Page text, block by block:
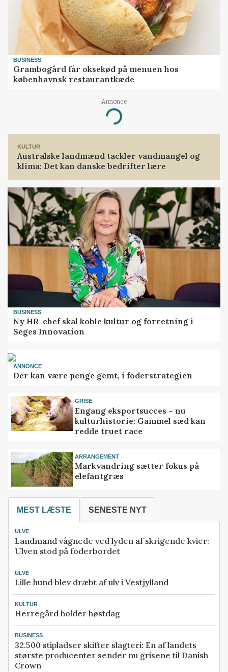
BUSINESS
Grambogård får oksekød på menuen hos
københavnsk restaurantkæde
Annonce
Loading...
KULTUR
Australske landmænd tackler vandmangel og
klima: Det kan danske bedrifter lære
BUSINESS
Ny HR-chef skal koble kultur og forretning i
Seges Innovation
ANNONCE
Der kan være penge gemt, i foderstrategien
GRISE
Engang eksportsucces – nu
kulturhistorie: Gammel sæd kan
redde truet race
ARRANGEMENT
Markvandring sætter fokus på
elefantgræs
MEST LÆSTE SENESTE NYT
ULVE
Landmand vågnede ved lyden af skrigende kvier:
Ulven stod på foderbordet
ULVE
Lille hund blev dræbt af ulv i Vestjylland
KULTUR
Herregård holder høstdag
BUSINESS
32.500 stipladser skifter slagteri: En af landets
største producenter sender nu grisene til Danish
Crown